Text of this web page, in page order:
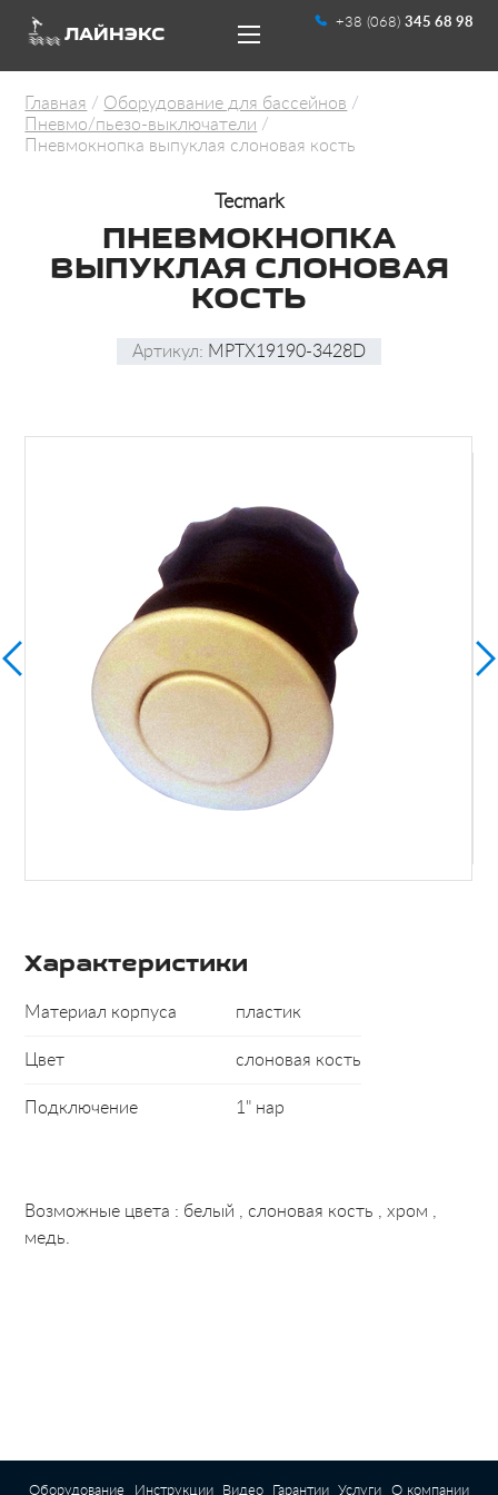
+38 (068) 345 68 98
ЛАЙНЭКС
UA
Главная
Оборудование для бассейнов
Пневмо/пьезо-выключатели
Пневмокнопка выпуклая слоновая кость
Tecmark
ПНЕВМОКНОПКА
ВЫПУКЛАЯ СЛОНОВАЯ
КОСТЬ
Артикул: MPTX19190-3428D
Характеристики
Материал корпуса пластик
Цвет слоновая кость
Подключение 1" нар
Возможные цвета : белый , слоновая кость , хром ,
медь.
Оборудование Инструкции Видео Гарантии Услуги О компании